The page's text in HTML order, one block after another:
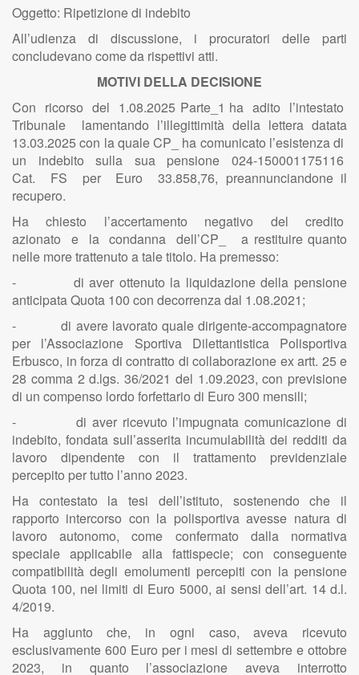
Oggetto: Ripetizione di indebito
All’udienza di discussione, i procuratori delle parti
concludevano come da rispettivi atti.
MOTIVI DELLA DECISIONE
Con ricorso del 1.08.2025 Parte_1 ha adito l’intestato
Tribunale lamentando l’illegittimità della lettera datata
13.03.2025 con la quale CP_ ha comunicato l’esistenza di
un indebito sulla sua pensione 024-150001175116
Cat. FS per Euro 33.858,76, preannunciandone il
recupero.
Ha chiesto l’accertamento negativo del credito
azionato e la condanna dell’CP_ a restituire quanto
nelle more trattenuto a tale titolo. Ha premesso:
- di aver ottenuto la liquidazione della pensione
anticipata Quota 100 con decorrenza dal 1.08.2021;
- di avere lavorato quale dirigente-accompagnatore
per l’Associazione Sportiva Dilettantistica Polisportiva
Erbusco, in forza di contratto di collaborazione ex artt. 25 e
28 comma 2 d.lgs. 36/2021 del 1.09.2023, con previsione
di un compenso lordo forfettario di Euro 300 mensili;
- di aver ricevuto l’impugnata comunicazione di
indebito, fondata sull’asserita incumulabilità dei redditi da
lavoro dipendente con il trattamento previdenziale
percepito per tutto l’anno 2023.
Ha contestato la tesi dell’istituto, sostenendo che il
rapporto intercorso con la polisportiva avesse natura di
lavoro autonomo, come confermato dalla normativa
speciale applicabile alla fattispecie; con conseguente
compatibilità degli emolumenti percepiti con la pensione
Quota 100, nei limiti di Euro 5000, ai sensi dell’art. 14 d.l.
4/2019.
Ha aggiunto che, in ogni caso, aveva ricevuto
esclusivamente 600 Euro per i mesi di settembre e ottobre
2023, in quanto l’associazione aveva interrotto